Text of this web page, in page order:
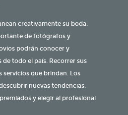
creativamente su boda.
de fotógrafos y
podrán conocer y
todo el país. Recorrer sus
servicios que brindan. Los
nuevas tendencias,
y elegir al profesional